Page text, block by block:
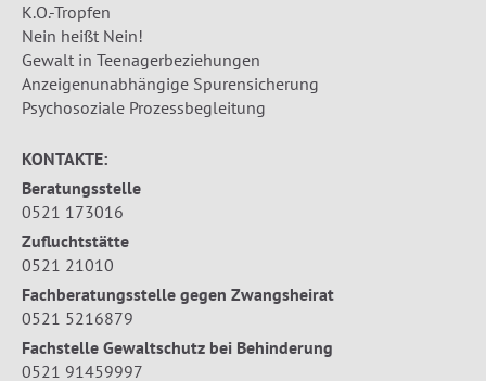
K.O.-Tropfen
Nein heißt Nein!
Gewalt in Teenagerbeziehungen
Anzeigenunabhängige Spurensicherung
Psychosoziale Prozessbegleitung
KONTAKTE:
Beratungsstelle
0521 173016
Zufluchtstätte
0521 21010
Fachberatungsstelle gegen Zwangsheirat
0521 5216879
Fachstelle Gewaltschutz bei Behinderung
0521 91459997